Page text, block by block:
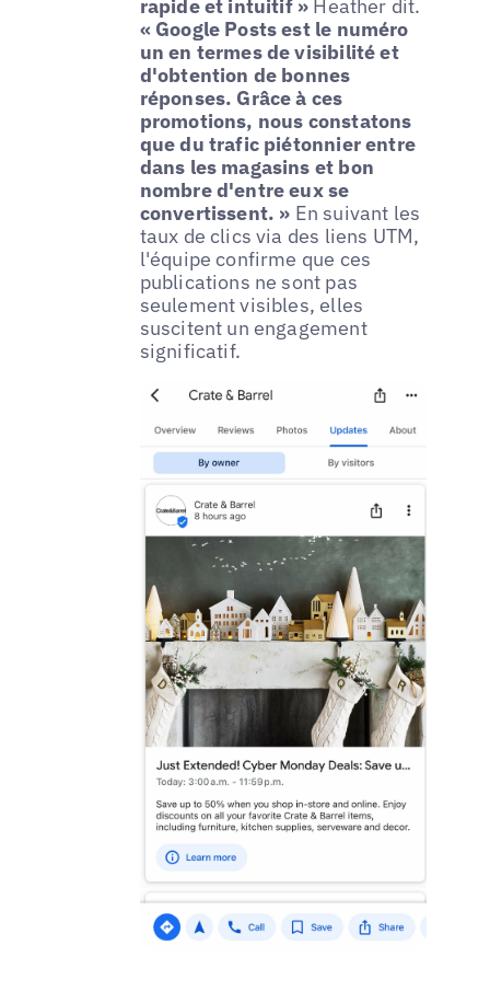
rapide et intuitif » Heather dit.
« Google Posts est le numéro
un en termes de visibilité et
d'obtention de bonnes
réponses. Grâce à ces
promotions, nous constatons
que du trafic piétonnier entre
dans les magasins et bon
nombre d'entre eux se
convertissent. » En suivant les
taux de clics via des liens UTM,
l'équipe confirme que ces
publications ne sont pas
seulement visibles, elles
suscitent un engagement
significatif.